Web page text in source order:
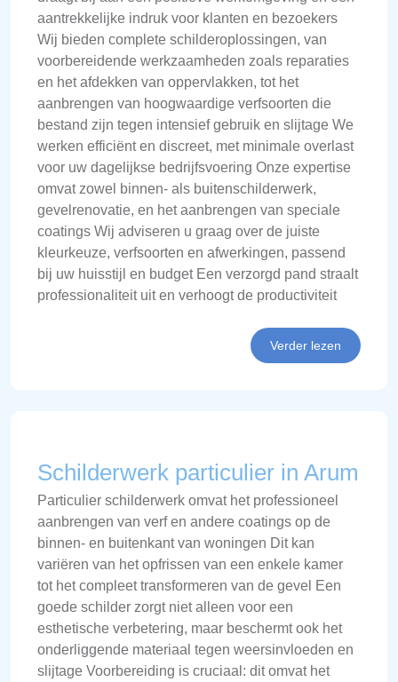
aantrekkelijke indruk voor klanten en bezoekers
Wij bieden complete schilderoplossingen, van
voorbereidende werkzaamheden zoals reparaties
en het afdekken van oppervlakken, tot het
aanbrengen van hoogwaardige verfsoorten die
bestand zijn tegen intensief gebruik en slijtage We
werken efficiënt en discreet, met minimale overlast
voor uw dagelijkse bedrijfsvoering Onze expertise
omvat zowel binnen- als buitenschilderwerk,
gevelrenovatie, en het aanbrengen van speciale
coatings Wij adviseren u graag over de juiste
kleurkeuze, verfsoorten en afwerkingen, passend
bij uw huisstijl en budget Een verzorgd pand straalt
professionaliteit uit en verhoogt de productiviteit
Verder lezen
Schilderwerk particulier in Arum
Particulier schilderwerk omvat het professioneel
aanbrengen van verf en andere coatings op de
binnen- en buitenkant van woningen Dit kan
variëren van het opfrissen van een enkele kamer
tot het compleet transformeren van de gevel Een
goede schilder zorgt niet alleen voor een
esthetische verbetering, maar beschermt ook het
onderliggende materiaal tegen weersinvloeden en
slijtage Voorbereiding is cruciaal: dit omvat het